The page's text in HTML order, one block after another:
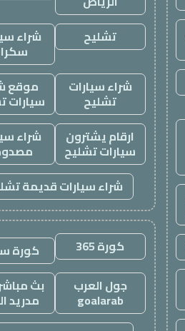
تشليح شراء
شراء سيارات
تشليح
موقع
سيارات
ارقام يشترون
سيارات تشليح
شراء
شراء سيارات قديمة
كورة 365
كورة
جول العرب
goalarab
بث
مدريد